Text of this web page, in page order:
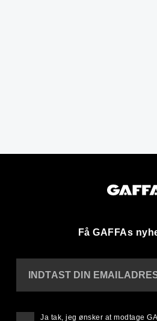
Få GAFFAs
INDTAST DIN
Ja tak, jeg ønsker at modtage